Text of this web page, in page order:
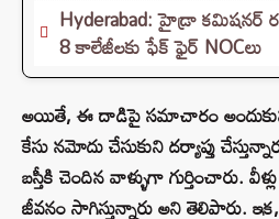
Hyderabad: హైడ్రా కమిషనర్
8 కాలేజీలకు ఫేక్ ఫైర్ NOCలు
అయితే, ఈ దాడిపై సమాచారం
కేసు నమోదు చేసుకుని దర్యాప్తు
బస్తీకి చెందిన వాళ్ళుగా గుర్తించారు.
జీవనం సాగిస్తున్నారు అని తెలిపారు.